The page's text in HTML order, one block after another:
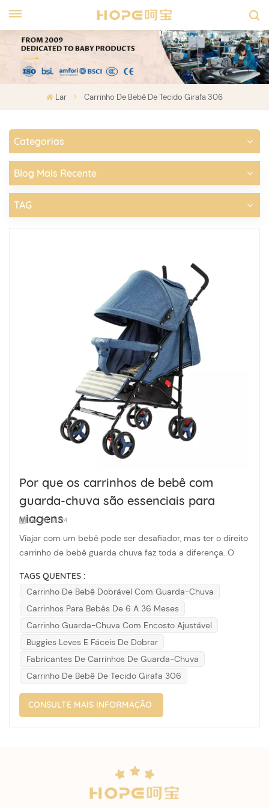
Lar Carrinho De Bebê De Tecido Girafa 306
Categorias
Blog Mais Recente
TAG
Por que os carrinhos de bebê com
guarda-chuva são essenciais para
viagens
Dec 26, 2024
Viajar com um bebê pode ser desafiador, mas ter o direito
carrinho de bebê guarda chuva faz toda a diferença. O
escolha por vários motivos. Recursos do produto Tubo e
tinta:O carrinh...
TAGS QUENTES :
Carrinho De Bebê Dobrável Com Guarda-Chuva
Carrinhos Para Bebês De 6 A 36 Meses
Carrinho Guarda-Chuva Com Encosto Ajustável
Buggies Leves E Fáceis De Dobrar
Fabricantes De Carrinhos De Guarda-Chuva
Carrinho De Bebê De Tecido Girafa 306
CONSULTE MAIS INFORMAÇÃO